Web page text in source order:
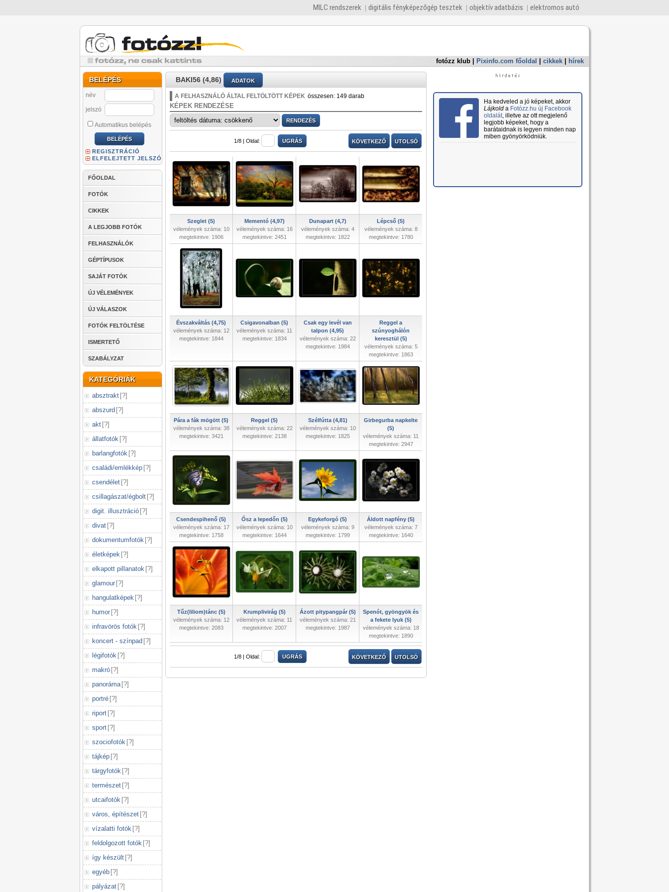
MILC rendszerek digitális fényképezőgép tesztek objektív adatbázis elektromos autó
fotózz klub Pixinfo.com főoldal cikkek hírek
BELÉPÉS
név
jelszó
Automatikus belépés
REGISZTRÁCIÓ
ELFELEJTETT JELSZÓ
FŐOLDAL
FOTÓK
CIKKEK
A LEGJOBB FOTÓK
FELHASZNÁLÓK
GÉPTÍPUSOK
SAJÁT FOTÓK
ÚJ VÉLEMÉNYEK
ÚJ VÁLASZOK
FOTÓK FELTÖLTÉSE
ISMERTETŐ
SZABÁLYZAT
KATEGÓRIÁK
absztrakt [?]
abszurd [?]
akt [?]
állatfotók [?]
barlangfotók [?]
családi/emlékkép [?]
csendélet [?]
csillagászat/égbolt [?]
digit. illusztráció [?]
divat [?]
dokumentumfotók [?]
életképek [?]
elkapott pillanatok [?]
glamour [?]
hangulatképek [?]
humor [?]
infravörös fotók [?]
koncert - színpad [?]
légifotók [?]
makró [?]
panoráma [?]
portré [?]
riport [?]
sport [?]
szociofotók [?]
tájkép [?]
tárgyfotók [?]
természet [?]
utcaifotók [?]
város, építészet [?]
vízalatti fotók [?]
feldolgozott fotók [?]
így készült [?]
egyéb [?]
pályázat [?]
BAKI56 (4,86) ADATOK
A FELHASZNÁLÓ ÁLTAL FELTÖLTÖTT KÉPEK összesen: 149 darab
KÉPEK RENDEZÉSE
1/8 | Oldal: KÖVETKEZŐ UTOLSÓ
Szeglet (5)
vélemények száma: 10
megtekintve: 1906
Mementó (4,97)
vélemények száma: 16
megtekintve: 2451
Dunapart (4,7)
vélemények száma: 4
megtekintve: 1822
Lépcső (5)
vélemények száma: 8
megtekintve: 1780
Évszakváltás (4,75)
vélemények száma: 12
megtekintve: 1844
Csigavonalban (5)
vélemények száma: 11
megtekintve: 1834
Csak egy levél van
talpon (4,95)
vélemények száma: 22
megtekintve: 1984
Reggel a
szúnyoghálón
keresztül (5)
vélemények száma: 5
megtekintve: 1863
Pára a fák mögött (5)
vélemények száma: 38
megtekintve: 3421
Reggel (5)
vélemények száma: 22
megtekintve: 2138
Szélfútta (4,81)
vélemények száma: 10
megtekintve: 1825
Girbegurba napkelte
(5)
vélemények száma: 11
megtekintve: 2947
Csendespihenő (5)
vélemények száma: 17
megtekintve: 1758
Ősz a lepedőn (5)
vélemények száma: 10
megtekintve: 1644
Egykeforgó (5)
vélemények száma: 9
megtekintve: 1799
Áldott napfény (5)
vélemények száma: 7
megtekintve: 1640
Tűz(liliom)tánc (5)
vélemények száma: 12
megtekintve: 2083
Krumplivirág (5)
vélemények száma: 11
megtekintve: 2007
Ázott pitypangpár (5)
vélemények száma: 21
megtekintve: 1987
Spenót, gyöngyök és
a fekete lyuk (5)
vélemények száma: 18
megtekintve: 1890
1/8 | Oldal: KÖVETKEZŐ UTOLSÓ
Ha kedveled a jó képeket, akkor
Lájkolda Fotózz.hu új Facebook
oldalát, illetve az ott megjelenő
legjobb képeket, hogy a
barátaidnak is legyen minden nap
miben gyönyörködniük.